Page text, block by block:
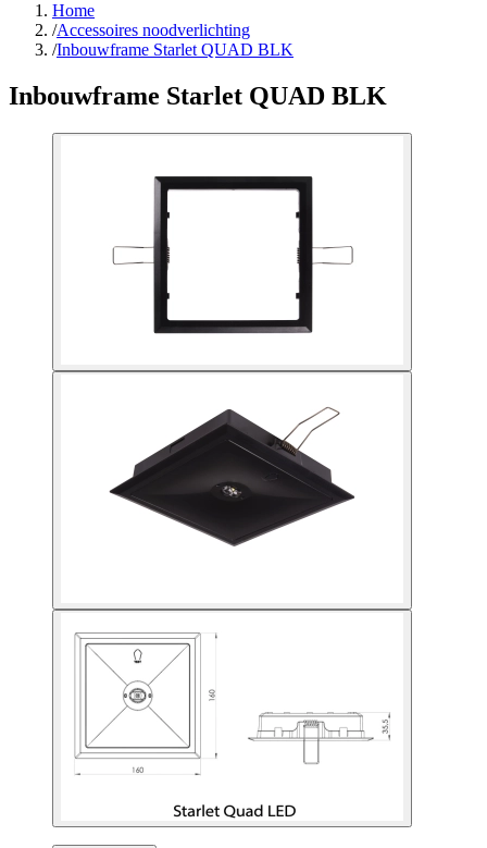
Home
/Accessoires noodverlichting
/Inbouwframe Starlet QUAD BLK
Inbouwframe Starlet QUAD BLK